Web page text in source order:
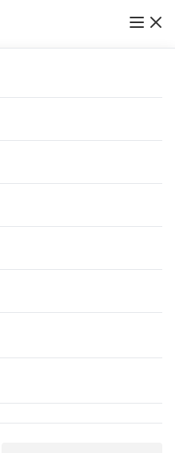
くための「6つの指針」
のための「7つの提言」
矯正歯科診療所
歯科診療所
屋市中村区名駅南2-14-